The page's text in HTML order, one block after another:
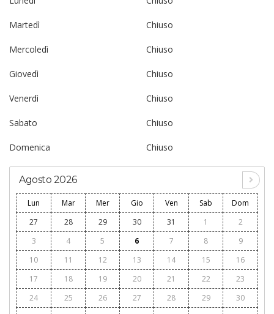
Martedì Chiuso
Mercoledì Chiuso
Giovedì Chiuso
Venerdì Chiuso
Sabato Chiuso
Domenica Chiuso
Agosto 2026
Lun Mar Mer Gio Ven Sab
Dom
27
28 29 30 31 1
2
3
4 5 6 7 8
9
10
11 12 13 14 15
16
17
18 19 20 21 22
23
24
25 26 27 28 29
30